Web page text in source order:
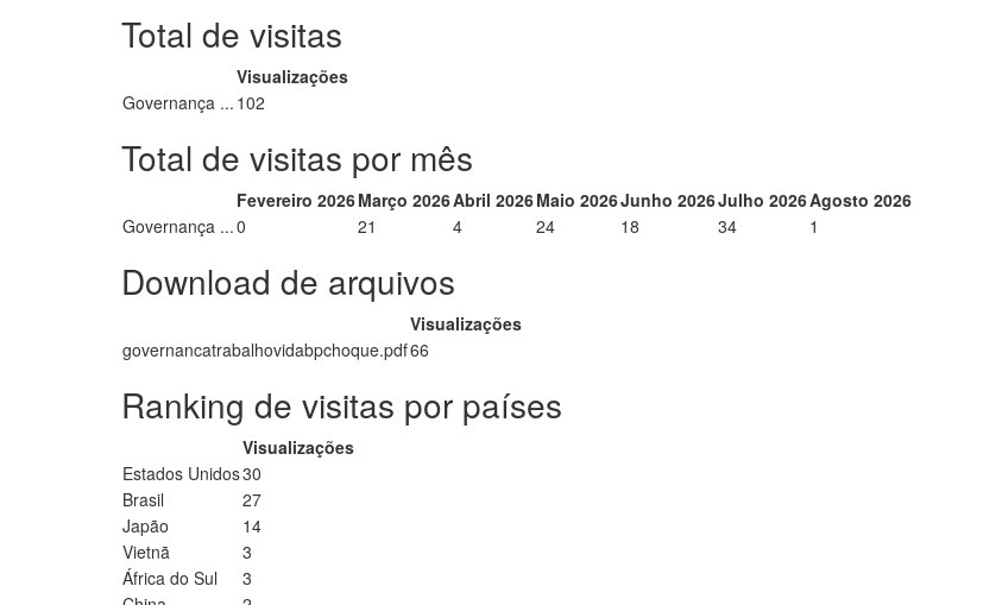
Total de visitas
Visualizações
Governança ... 102
Total de visitas por mês
Fevereiro 2026Março 2026Abril 2026Maio 2026Junho 2026Julho 2026Agosto 2026
Governança ...0 21 4 24 18 34 1
Download de arquivos
Visualizações
governancatrabalhovidabpchoque.pdf66
Ranking de visitas por países
Visualizações
Estados Unidos30
Brasil
27
Japão
14
Vietnã
3
África do Sul
3